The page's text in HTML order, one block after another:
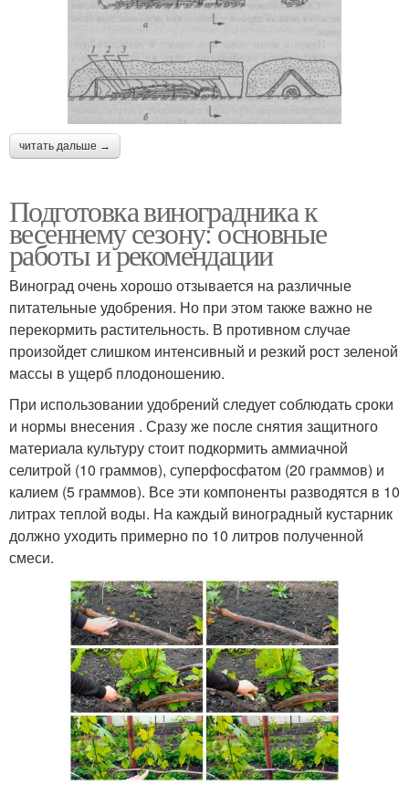
читать дальше →
Подготовка виноградника к
весеннему сезону: основные
работы и рекомендации
Виноград очень хорошо отзывается на различные
питательные удобрения. Но при этом также важно не
перекормить растительность. В противном случае
произойдет слишком интенсивный и резкий рост зеленой
массы в ущерб плодоношению.
При использовании удобрений следует соблюдать сроки
и нормы внесения . Сразу же после снятия защитного
материала культуру стоит подкормить аммиачной
селитрой (10 граммов), суперфосфатом (20 граммов) и
калием (5 граммов). Все эти компоненты разводятся в 10
литрах теплой воды. На каждый виноградный кустарник
должно уходить примерно по 10 литров полученной
смеси.